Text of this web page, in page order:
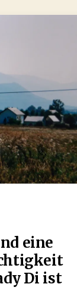
eine
Di ist